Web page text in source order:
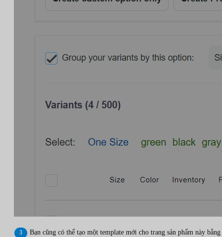
Bạn cũng có thể tạo một template mới cho trang sản phẩm này bằng